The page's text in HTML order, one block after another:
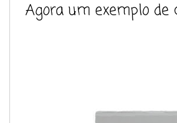
Agora um exemplo de